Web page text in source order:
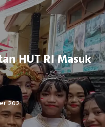
HUT RI Masuk
2021